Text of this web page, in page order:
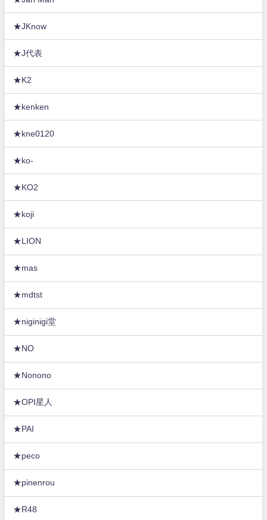
★JKnow
★J代表
★K2
★kenken
★kne0120
★ko-
★KO2
★koji
★LION
★mas
★mdtst
★niginigi堂
★NO
★Nonono
★OPI星人
★PAI
★peco
★pinenrou
★R48